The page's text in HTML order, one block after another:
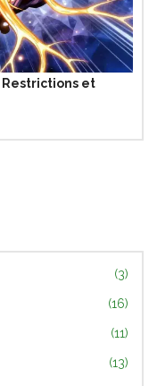
Restrictions et
(3)
(16)
(11)
(13)